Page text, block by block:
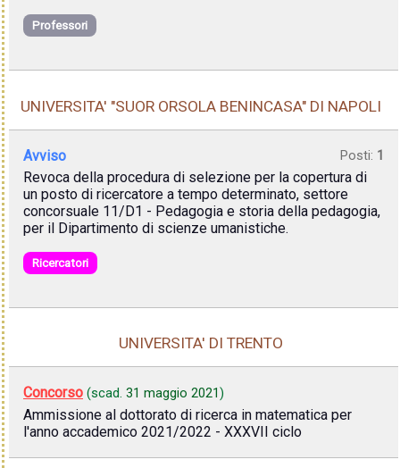
Professori
UNIVERSITA' "SUOR ORSOLA BENINCASA" DI NAPOLI
Avviso Posti: 1
Revoca della procedura di selezione per la copertura di
un posto di ricercatore a tempo determinato, settore
concorsuale 11/D1 - Pedagogia e storia della pedagogia,
per il Dipartimento di scienze umanistiche.
Ricercatori
UNIVERSITA' DI TRENTO
Concorso (scad. 31 maggio 2021)
Ammissione al dottorato di ricerca in matematica per
l'anno accademico 2021/2022 - XXXVII ciclo